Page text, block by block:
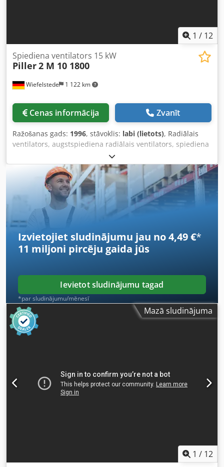
1 / 12
Wiefelstede 1 122 km
Spiediena ventilators 15 kW
Piller2 M 10 1800
Cenas informācija Zvanīt
Ražošanas gads: 1996, stāvoklis: labi (lietots), Radiālais
ventilators, augstspiediena radiālais ventilators, spiediena
pūtējs, vakuuma pūtējs, ventilācijas pūtējs, pūtējs,
radiālais pūtējs, sānu kanāla pūtējs - Ražotājs: Piller,
dubultais radiālais ventilators. - Tips: 2 M 10 1800
Dksdsvam Hlopfx Aazsr - Motora jauda: 15 kW / 2965
apgr./min - Gaisa plūsma: 0,27 m³/s - Ieplūdes pieslēgums:
Ø 160 mm - Izplūdes pieslēgums: Ø 100 mm - Aizsardzības
klase: IP 44 - Izmēri: 900/1150/A1275 mm - Svars: 367 kg
Izvietojiet sludinājumu jau no 4,49 €*
11 miljoni pircēju gaida jūs
Ievietot sludinājumu tagad
*par sludinājumu/mēnesī
Mazā sludinājuma
1 / 12